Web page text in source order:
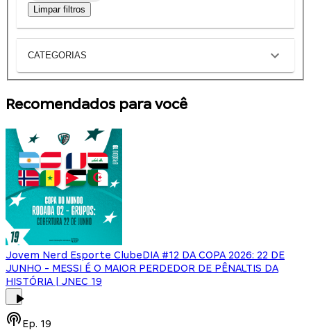
Limpar filtros
CATEGORIAS
Recomendados para você
Jovem Nerd Esporte ClubeDIA #12 DA COPA 2026: 22 DE
JUNHO - MESSI É O MAIOR PERDEDOR DE PÊNALTIS DA
HISTÓRIA | JNEC 19
Ep. 19